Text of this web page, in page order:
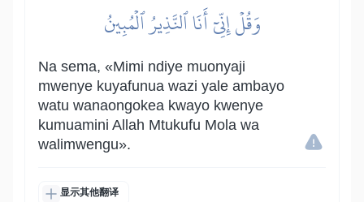
وَقُلۡ إِنِّيٓ أَنَا ٱلنَّذِيرُ ٱلۡمُبِينُ
Na sema, «Mimi ndiye muonyaji
mwenye kuyafunua wazi yale ambayo
watu wanaongokea kwayo kwenye
kumuamini Allah Mtukufu Mola wa
walimwengu».
显示其他翻译